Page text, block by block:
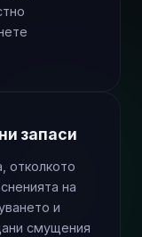
запаси
отколкото
на
и
смущения